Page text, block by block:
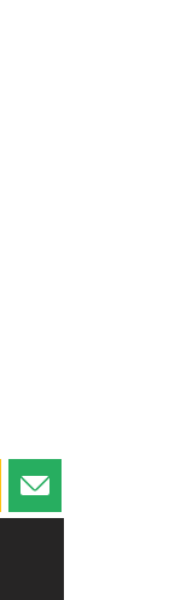
sur Xpage sur
cette page sur
Partager cette